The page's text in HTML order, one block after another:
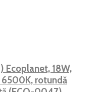
Ecoplanet, 18W,
6500K, rotundă